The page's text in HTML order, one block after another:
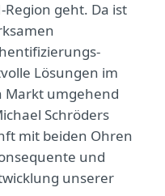
geht. Da ist
Lösungen im
Markt umgehend
Schröders
mit beiden Ohren
und
unserer